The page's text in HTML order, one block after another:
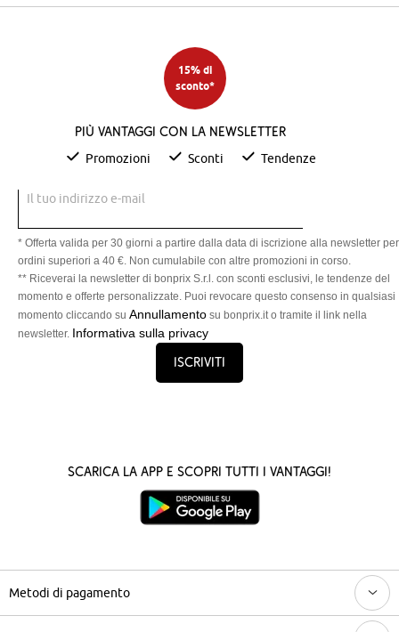
15% di
sconto*
Più vantaggi con la newsletter
Promozioni Sconti Tendenze
Il tuo indirizzo e-mail
* Offerta valida per 30 giorni a partire dalla data di iscrizione alla newsletter per
ordini superiori a 40 €. Non cumulabile con altre promozioni in corso.
** Riceverai la newsletter di bonprix S.r.l. con sconti esclusivi, le tendenze del
momento e offerte personalizzate. Puoi revocare questo consenso in qualsiasi
momento cliccando su Annullamento su bonprix.it o tramite il link nella
newsletter. Informativa sulla privacy
Iscriviti
Scarica la App e scopri tutti i vantaggi!
Metodi di pagamento